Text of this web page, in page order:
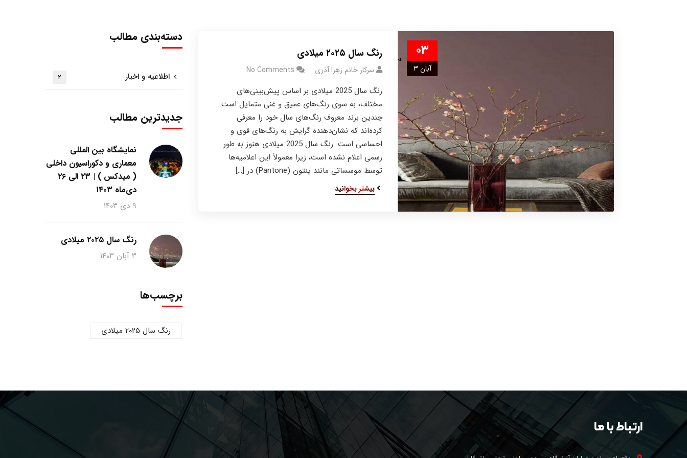
۰۳
آبان ۳
رنگ سال ۲۰۲۵ میلادی
سرکار خانم زهرا آذری No Comments
رنگ سال 2025 میلادی بر اساس پیش‌بینی‌های
مختلف، به سوی رنگ‌های عمیق و غنی متمایل است.
چندین برند معروف رنگ‌های سال خود را معرفی
کرده‌اند که نشان‌دهنده گرایش به رنگ‌های قوی و
احساسی است. رنگ سال 2025 میلادی هنوز به طور
رسمی اعلام نشده است، زیرا معمولاً این اعلامیه‌ها
توسط موسساتی مانند پنتون (Pantone) در […]
بیشتر بخوانید
دسته‌بندی مطالب
اطلاعیه و اخبار ۲
جدیدترین مطالب
نمایشگاه بین المللی
معماری و دکوراسیون داخلی
( میدکس ) | ۲۳ الی ۲۶
دی‌ماه ۱۴۰۳
۹ دی ۱۴۰۳
رنگ سال ۲۰۲۵ میلادی
۳ آبان ۱۴۰۳
برچسب‌ها
رنگ سال ۲۰۲۵ میلادی
ارتباط با ما